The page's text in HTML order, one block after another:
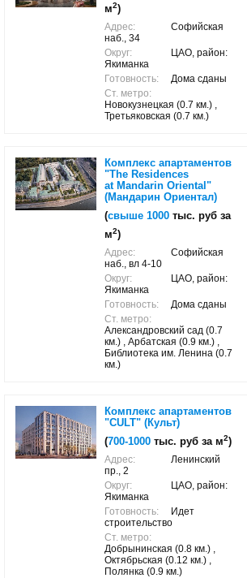
м2)
Адрес:
Софийская
наб., 34
Округ:
ЦАО, район:
Якиманка
Готовность:
Дома сданы
Ст. метро:
Новокузнецкая (0.7 км.) ,
Третьяковская (0.7 км.)
Комплекс апартаментов
"The Residences
at Mandarin Oriental"
(Мандарин Ориентал)
(свыше 1000 тыс. руб за
м2)
Адрес:
Софийская
наб., вл 4-10
Округ:
ЦАО, район:
Якиманка
Готовность:
Дома сданы
Ст. метро:
Александровский сад (0.7
км.) , Арбатская (0.9 км.) ,
Библиотека им. Ленина (0.7
км.)
Комплекс апартаментов
"CULT" (Культ)
(700-1000 тыс. руб за м2)
Адрес:
Ленинский
пр., 2
Округ:
ЦАО, район:
Якиманка
Готовность:
Идет
строительство
Ст. метро:
Добрынинская (0.8 км.) ,
Октябрьская (0.12 км.) ,
Полянка (0.9 км.)